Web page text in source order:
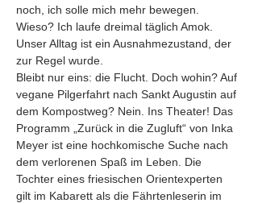
noch, ich solle mich mehr bewegen.
Wieso? Ich laufe dreimal täglich Amok.
Unser Alltag ist ein Ausnahmezustand, der
zur Regel wurde.
Bleibt nur eins: die Flucht. Doch wohin? Auf
vegane Pilgerfahrt nach Sankt Augustin auf
dem Kompostweg? Nein. Ins Theater! Das
Programm „Zurück in die Zugluft“ von Inka
Meyer ist eine hochkomische Suche nach
dem verlorenen Spaß im Leben. Die
Tochter eines friesischen Orientexperten
gilt im Kabarett als die Fährtenleserin im